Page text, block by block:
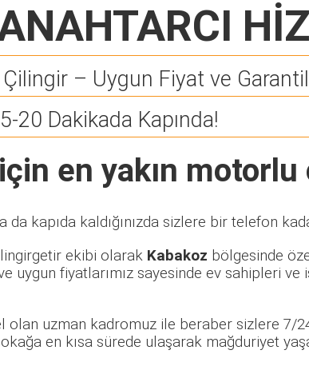
– Uygun Fiyat ve
20 Dakikada Kapında!
en yakın
da kapıda kaldığınızda sizlere bir telefon
ekibi olarak Kabakoz bölgesinde
uygun fiyatlarımız sayesinde ev sahipleri ve
olan uzman kadromuz ile beraber sizlere 7/
en kısa sürede ulaşarak mağduriyet